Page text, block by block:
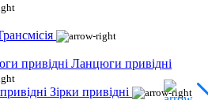
Ланцюги привідні
Зірки привідні